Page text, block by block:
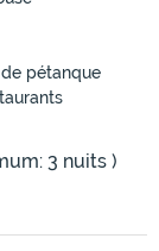
pétanque
3 nuits )